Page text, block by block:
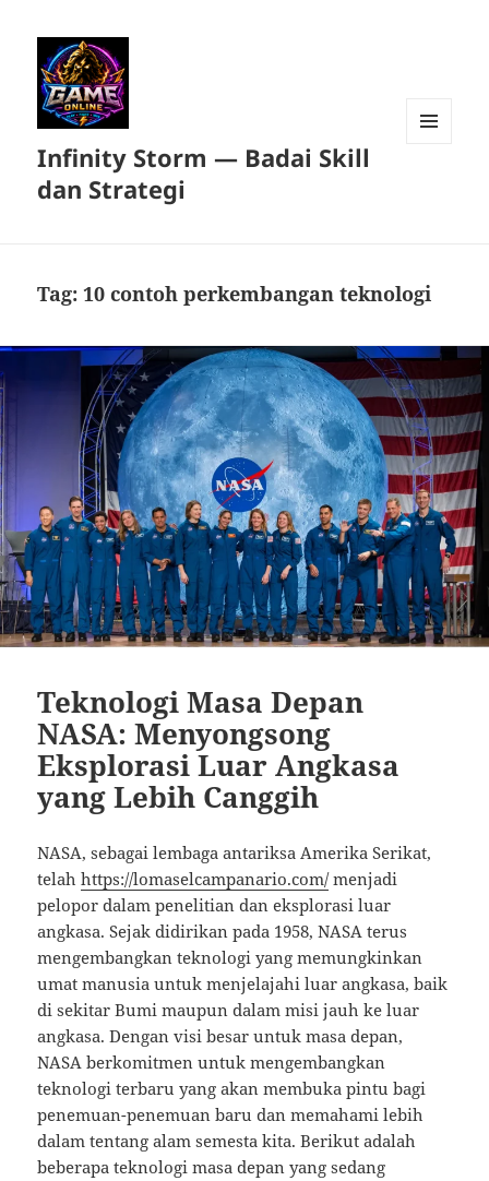
Infinity Storm — Badai Skill
dan Strategi
Tag: 10 contoh perkembangan teknologi
Teknologi Masa Depan
NASA: Menyongsong
Eksplorasi Luar Angkasa
yang Lebih Canggih
NASA, sebagai lembaga antariksa Amerika Serikat,
telahhttps://lomaselcampanario.com/menjadi
pelopor dalam penelitian dan eksplorasi luar
angkasa. Sejak didirikan pada 1958, NASA terus
mengembangkan teknologi yang memungkinkan
umat manusia untuk menjelajahi luar angkasa, baik
di sekitar Bumi maupun dalam misi jauh ke luar
angkasa. Dengan visi besar untuk masa depan,
NASA berkomitmen untuk mengembangkan
teknologi terbaru yang akan membuka pintu bagi
penemuan-penemuan baru dan memahami lebih
dalam tentang alam semesta kita. Berikut adalah
beberapa teknologi masa depan yang sedang